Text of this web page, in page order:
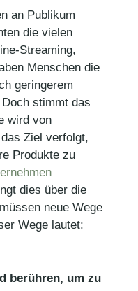
an Publikum
die vielen
Streaming,
Menschen die
geringerem
stimmt das
wird von
Ziel verfolgt,
Produkte zu
dies über die
neue Wege
Wege lautet:
berühren, um zu